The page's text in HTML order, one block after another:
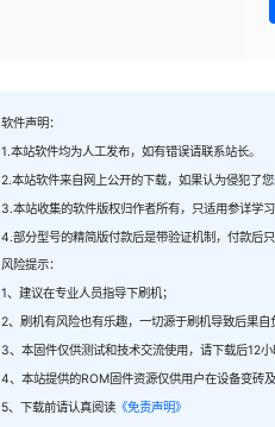
软件声明：
1.本站软件均为人工发布，如有错误请联系站长。
2.本站软件来自网上公开的下载，如果认为侵犯了
3.本站收集的软件版权归作者所有，只适用参详学
4.部分型号的精简版付款后是带验证机制，付款后
风险提示：
1、建议在专业人员指导下刷机；
2、刷机有风险也有乐趣，一切源于刷机导致后果自
3、本固件仅供测试和技术交流使用，请下载后12小
4、本站提供的ROM固件资源仅供用户在设备变砖
5、下载前请认真阅读 《免责声明》